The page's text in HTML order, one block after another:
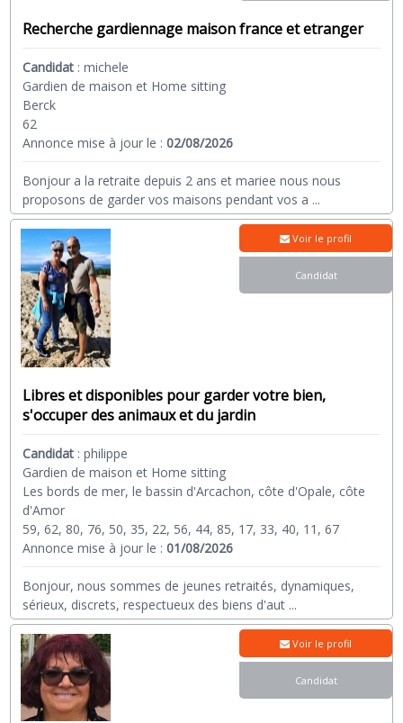
Recherche gardiennage maison france et etranger
Candidat :michele
Gardien de maison et Home sitting
Berck
62
Annonce mise à jour le :02/08/2026
Bonjour a la retraite depuis 2 ans et mariee nous nous
proposons de garder vos maisons pendant vos a ...
Libres et disponibles pour garder votre bien,
s'occuper des animaux et du jardin
Candidat :philippe
Gardien de maison et Home sitting
Les bords de mer, le bassin d'Arcachon, côte d'Opale, côte
d'Amor
59, 62, 80, 76, 50, 35, 22, 56, 44, 85, 17, 33, 40, 11, 67
Annonce mise à jour le :01/08/2026
Bonjour, nous sommes de jeunes retraités, dynamiques,
sérieux, discrets, respectueux des biens d'aut ...
Voir le profil
Candidat
Voir le profil
Candidat